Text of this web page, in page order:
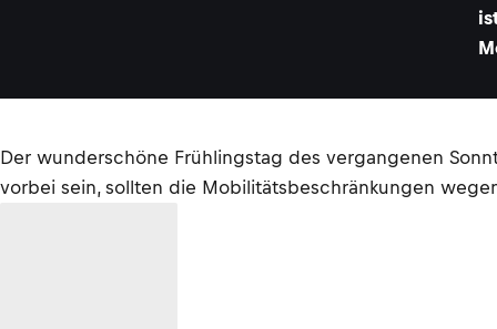
Der wunderschöne Frühlingstag des vergangenen
vorbei sein, sollten die Mobilitätsbeschränkungen